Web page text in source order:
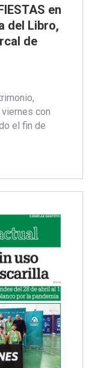
en
del Libro,
de
con
el fin de